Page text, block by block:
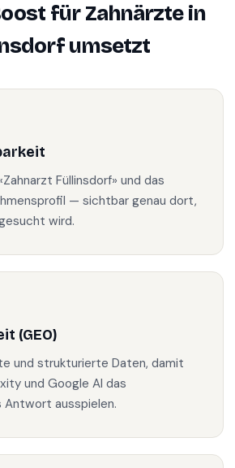
fürZahnärztein
umsetzt
Füllinsdorf» und das
— sichtbar genau dort,
wird.
(GEO)
und strukturierte Daten, damit
und Google AI das
Antwort ausspielen.